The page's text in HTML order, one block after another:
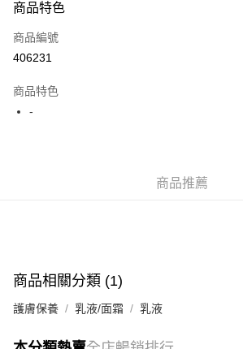
信用卡
Apple Pay
JD京東物流，訂單確認發貨後2-4個工作天送達
商品特色
商品編號
406231
商品特色
-
商品推薦
商品相關分類 (1)
護膚保養 乳液/面霜 乳液